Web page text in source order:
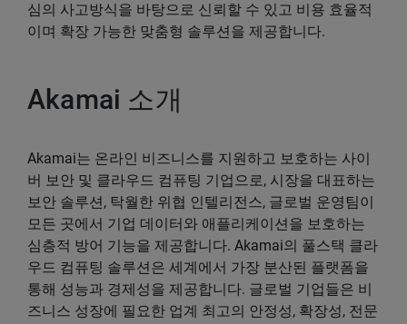
심의 사고방식을 바탕으로 신뢰할 수 있고 비용 효율적
이며 확장 가능한 맞춤형 솔루션을 제공합니다.
Akamai 소개
Akamai는 온라인 비즈니스를 지원하고 보호하는 사이
버 보안 및 클라우드 컴퓨팅 기업으로, 시장을 대표하는
보안 솔루션, 탁월한 위협 인텔리전스, 글로벌 운영팀이
모든 곳에서 기업 데이터와 애플리케이션을 보호하는
심층적 방어 기능을 제공합니다. Akamai의 풀스택 클라
우드 컴퓨팅 솔루션은 세계에서 가장 분산된 플랫폼을
통해 성능과 경제성을 제공합니다. 글로벌 기업들은 비
즈니스 성장에 필요한 업계 최고의 안정성, 확장성, 전문